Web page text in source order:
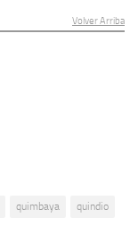
Volver Arriba
quimbaya quindio